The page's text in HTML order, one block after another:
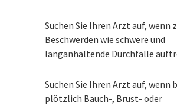
Suchen Sie Ihren Arzt auf, wenn
Beschwerden wie schwere und
langanhaltende Durchfälle
Suchen Sie Ihren Arzt auf, wenn
plötzlich Bauch-, Brust- oder